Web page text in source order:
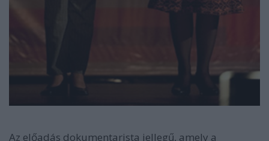
Az előadás dokumentarista jellegű, amely a